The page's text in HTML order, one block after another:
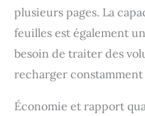
plusieurs pages. La
feuilles est également
besoin de traiter des
recharger constamment
Économie et rapport